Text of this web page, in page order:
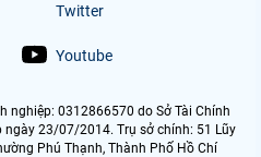
Twitter
Youtube
nghiệp: 0312866570 do Sở Tài Chính
ngày 23/07/2014. Trụ sở chính: 51 Lũy
Phú Thạnh, Thành Phố Hồ Chí